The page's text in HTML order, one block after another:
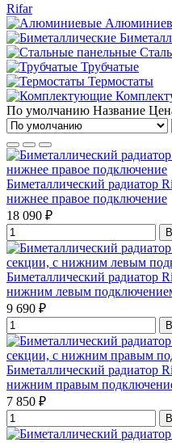
Rifar
Трубчатые
Термостаты
По умолчанию Название
Биметаллический радиатор
нижнее правое подключение
18 090 ₽
Биметаллический радиатор
нижним левым
9 690 ₽
Биметаллический радиатор
нижним правым
7 850 ₽